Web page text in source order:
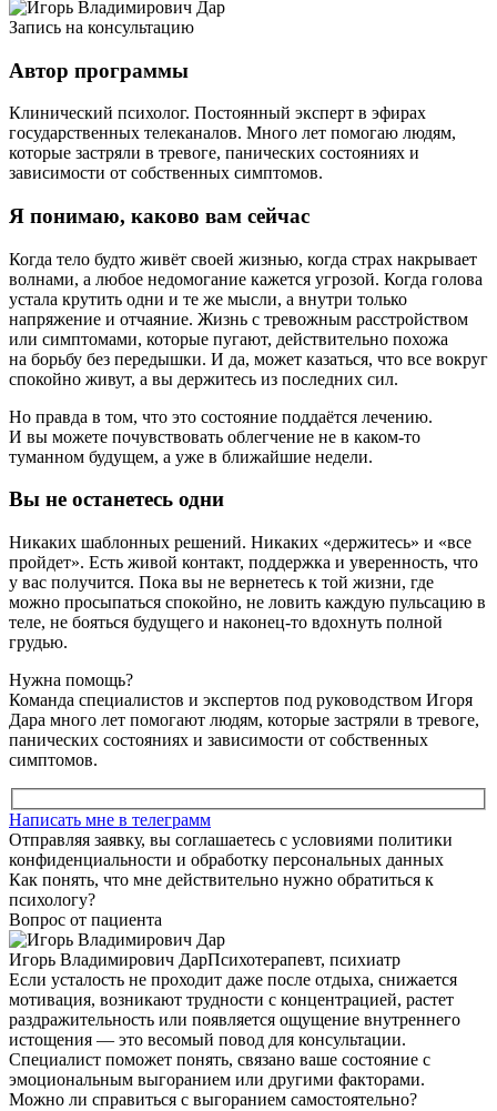
Запись на консультацию
Автор программы
Клинический психолог. Постоянный эксперт в эфирах
государственных телеканалов. Много лет помогаю людям,
которые застряли в тревоге, панических состояниях и
зависимости от собственных симптомов.
Я понимаю, каково вам сейчас
Когда тело будто живёт своей жизнью, когда страх накрывает
волнами, а любое недомогание кажется угрозой. Когда голова
устала крутить одни и те же мысли, а внутри только
напряжение и отчаяние. Жизнь с тревожным расстройством
или симптомами, которые пугают, действительно похожа
на борьбу без передышки. И да, может казаться, что все вокруг
спокойно живут, а вы держитесь из последних сил.
Но правда в том, что это состояние поддаётся лечению.
И вы можете почувствовать облегчение не в каком‑то
туманном будущем, а уже в ближайшие недели.
Вы не останетесь одни
Никаких шаблонных решений. Никаких «держитесь» и «все
пройдет». Есть живой контакт, поддержка и уверенность, что
у вас получится. Пока вы не вернетесь к той жизни, где
можно просыпаться спокойно, не ловить каждую пульсацию в
теле, не бояться будущего и наконец-то вдохнуть полной
грудью.
Нужна помощь?
Команда специалистов и экспертов под руководством Игоря
Дара много лет помогают людям, которые застряли в тревоге,
панических состояниях и зависимости от собственных
симптомов.
Написать мне в телеграмм
Отправляя заявку, вы соглашаетесь с условиями политики
конфиденциальности и обработку персональных данных
Как понять, что мне действительно нужно обратиться к
психологу?
Вопрос от пациента
Игорь Владимирович ДарПсихотерапевт, психиатр
Если усталость не проходит даже после отдыха, снижается
мотивация, возникают трудности с концентрацией, растет
раздражительность или появляется ощущение внутреннего
истощения — это весомый повод для консультации.
Специалист поможет понять, связано ваше состояние с
эмоциональным выгоранием или другими факторами.
Можно ли справиться с выгоранием самостоятельно?